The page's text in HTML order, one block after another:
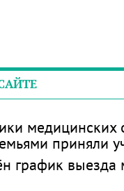
медицинских
приняли
график выезда